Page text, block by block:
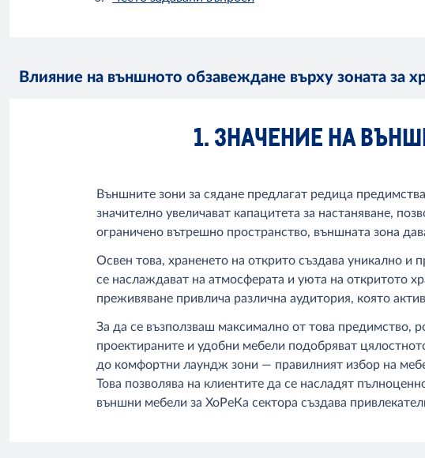
Влияние на външното обзавеждане върху зоната за
1. ЗНАЧЕНИЕ НА
Външните зони за сядане предлагат редица
значително увеличават капацитета за настаняване,
ограничено вътрешно пространство, външната зона
Освен това, храненето на открито създава уникално и
се наслаждават на атмосферата и уюта на откритото
преживяване привлича различна аудитория, която
За да се възползваш максимално от това предимство,
проектираните и удобни мебели подобряват
до комфортни лаундж зони — правилният избор на
Това позволява на клиентите да се насладят
външни мебели за ХоРеКа сектора създава